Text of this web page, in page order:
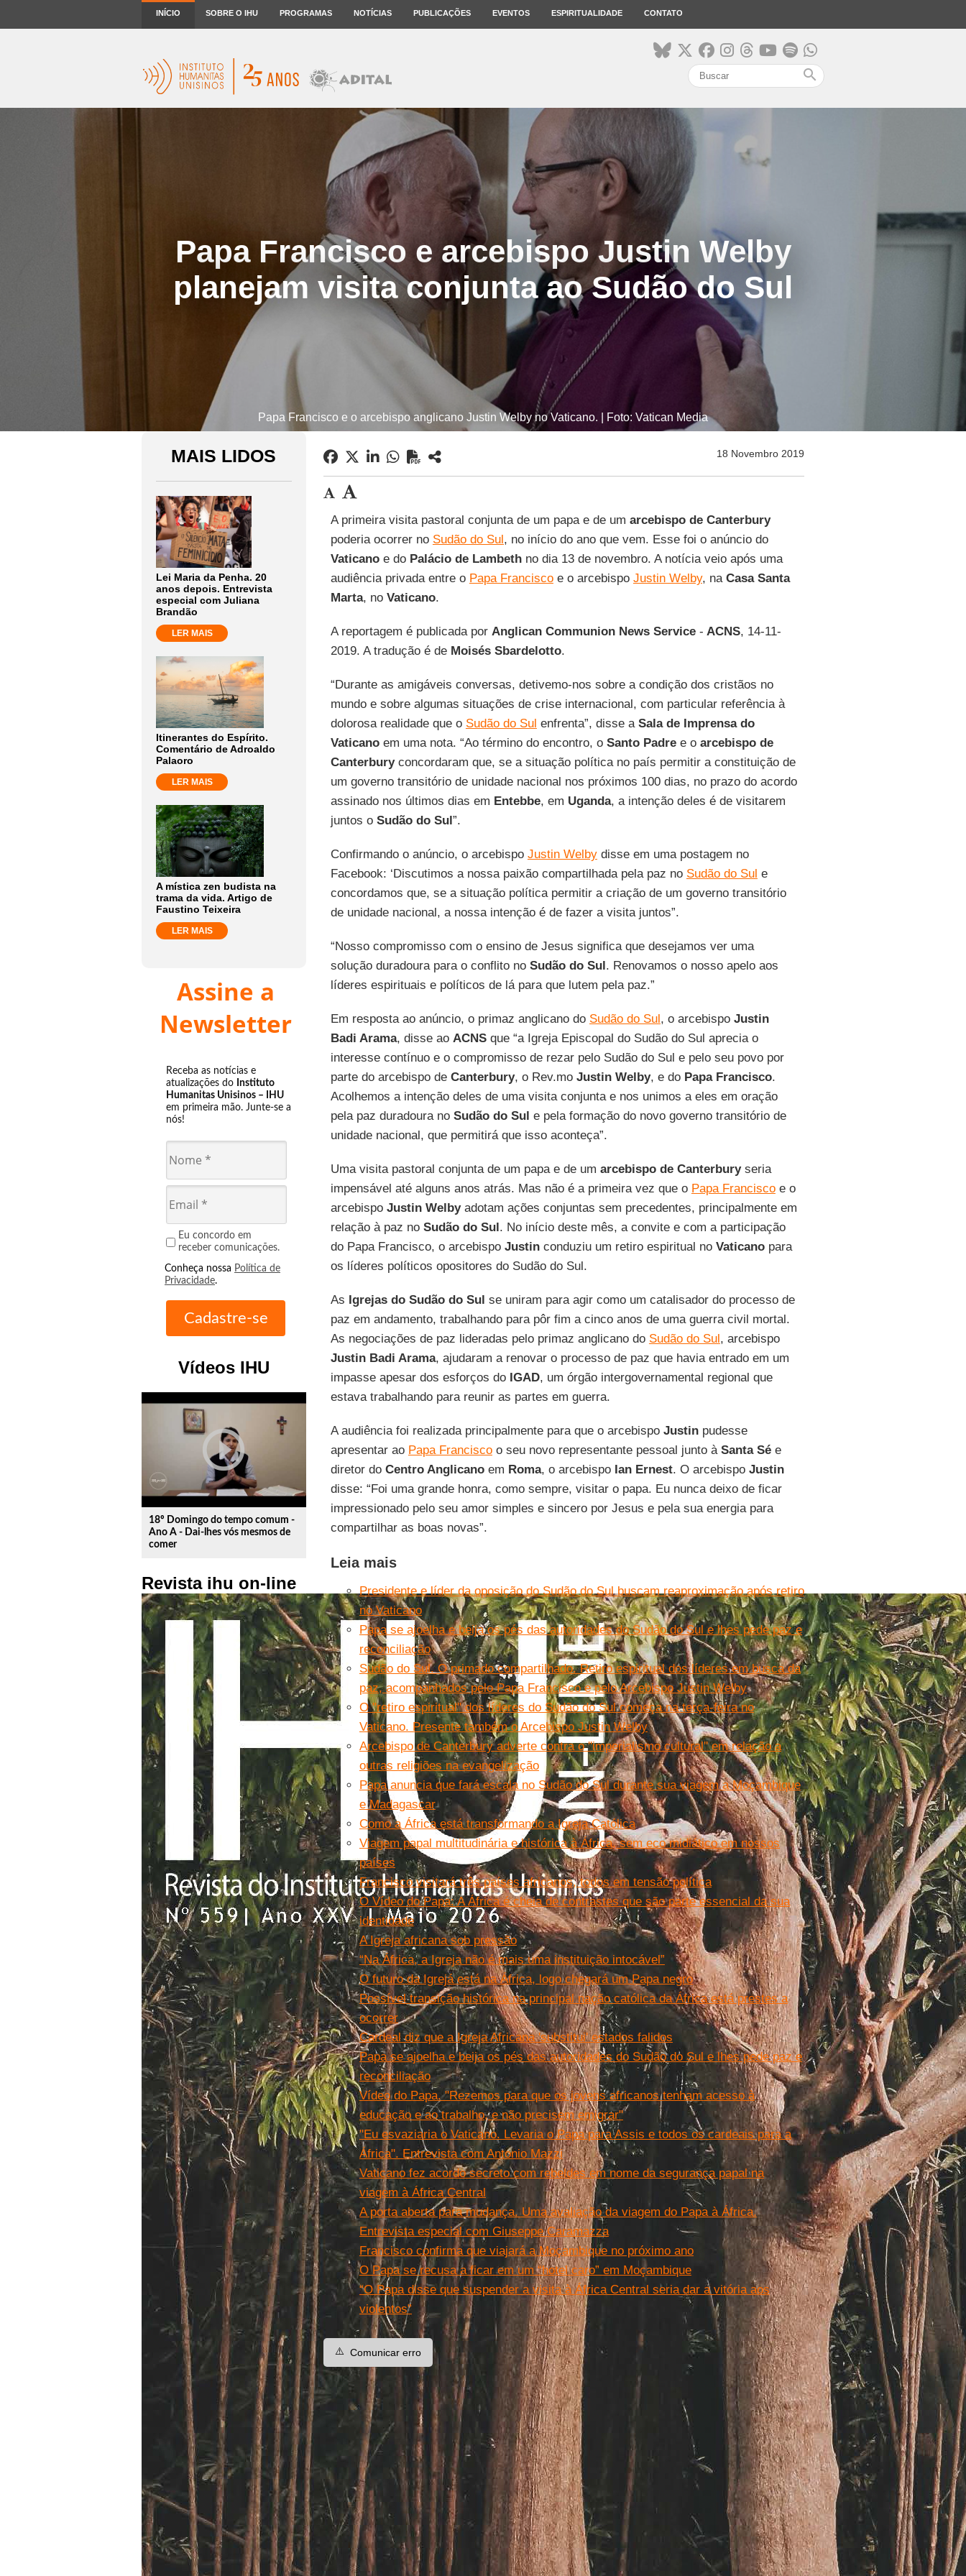
INÍCIO SOBRE O IHU PROGRAMAS NOTÍCIAS PUBLICAÇÕES EVENTOS ESPIRITUALIDADE CONTATO
search
Papa Francisco e arcebispo Justin Welby
planejam visita conjunta ao Sudão do Sul
Papa Francisco e o arcebispo anglicano Justin Welby no Vaticano. | Foto: Vatican Media
MAIS LIDOS
Lei Maria da Penha. 20
anos depois. Entrevista
especial com Juliana
Brandão
LER MAIS
Itinerantes do Espírito.
Comentário de Adroaldo
Palaoro
LER MAIS
A mística zen budista na
trama da vida. Artigo de
Faustino Teixeira
LER MAIS
Assine a
Newsletter
Receba as notícias e
atualizações do Instituto
Humanitas Unisinos – IHU
em primeira mão. Junte-se a
nós!
Eu concordo em
receber comunicações.
Conheça nossa Política de
Privacidade.
Vídeos IHU
play_circle_outline
18º Domingo do tempo comum -
Ano A - Dai-lhes vós mesmos de
comer
Revista ihu on-line
18 Novembro 2019
A primeira visita pastoral conjunta de um papa e de um arcebispo de Canterbury
poderia ocorrer no Sudão do Sul, no início do ano que vem. Esse foi o anúncio do
Vaticanoe do Palácio de Lambethno dia 13 de novembro. A notícia veio após uma
audiência privada entre o Papa Franciscoe o arcebispo Justin Welby, na Casa Santa
Marta, no Vaticano.
A reportagem é publicada por Anglican Communion News Service - ACNS, 14-11-
2019. A tradução é de Moisés Sbardelotto.
“Durante as amigáveis conversas, detivemo-nos sobre a condição dos cristãos no
mundo e sobre algumas situações de crise internacional, com particular referência à
dolorosa realidade que o Sudão do Sul enfrenta”, disse a Sala de Imprensa do
Vaticanoem uma nota. “Ao término do encontro, o Santo Padree o arcebispo de
Canterburyconcordaram que, se a situação política no país permitir a constituição de
um governo transitório de unidade nacional nos próximos 100 dias, no prazo do acordo
assinado nos últimos dias em Entebbe, em Uganda, a intenção deles é de visitarem
juntos o Sudão do Sul”.
Confirmando o anúncio, o arcebispo Justin Welbydisse em uma postagem no
Facebook: ‘Discutimos a nossa paixão compartilhada pela paz no Sudão do Sul e
concordamos que, se a situação política permitir a criação de um governo transitório
de unidade nacional, a nossa intenção é de fazer a visita juntos”.
“Nosso compromisso com o ensino de Jesus significa que desejamos ver uma
solução duradoura para o conflito no Sudão do Sul. Renovamos o nosso apelo aos
líderes espirituais e políticos de lá para que lutem pela paz.”
Em resposta ao anúncio, o primaz anglicano do Sudão do Sul, o arcebispo Justin
Badi Arama, disse ao ACNSque “a Igreja Episcopal do Sudão do Sul aprecia o
interesse contínuo e o compromisso de rezar pelo Sudão do Sul e pelo seu povo por
parte do arcebispo de Canterbury, o Rev.moJustin Welby, e do Papa Francisco.
Acolhemos a intenção deles de uma visita conjunta e nos unimos a eles em oração
pela paz duradoura no Sudão do Sul e pela formação do novo governo transitório de
unidade nacional, que permitirá que isso aconteça”.
Uma visita pastoral conjunta de um papa e de um arcebispo de Canterburyseria
impensável até alguns anos atrás. Mas não é a primeira vez que o Papa Franciscoe o
arcebispo Justin Welbyadotam ações conjuntas sem precedentes, principalmente em
relação à paz no Sudão do Sul. No início deste mês, a convite e com a participação
do Papa Francisco, o arcebispo Justinconduziu um retiro espiritual no Vaticanopara
os líderes políticos opositores do Sudão do Sul.
As Igrejas do Sudão do Sul se uniram para agir como um catalisador do processo de
paz em andamento, trabalhando para pôr fim a cinco anos de uma guerra civil mortal.
As negociações de paz lideradas pelo primaz anglicano do Sudão do Sul, arcebispo
Justin Badi Arama, ajudaram a renovar o processo de paz que havia entrado em um
impasse apesar dos esforços do IGAD, um órgão intergovernamental regional que
estava trabalhando para reunir as partes em guerra.
A audiência foi realizada principalmente para que o arcebispo Justinpudesse
apresentar ao Papa Franciscoo seu novo representante pessoal junto à Santa Sée
diretor doCentro Anglicanoem Roma, o arcebispo Ian Ernest. O arcebispo Justin
disse: “Foi uma grande honra, como sempre, visitar o papa. Eu nunca deixo de ficar
impressionado pelo seu amor simples e sincero por Jesus e pela sua energia para
compartilhar as boas novas”.
Leia mais
Presidente e líder da oposição do Sudão do Sul buscam reaproximação após retiro
no Vaticano
Papa se ajoelha e beija os pés das autoridades do Sudão do Sul e lhes pede paz e
reconciliação
Sudão do Sul. O primado compartilhado. Retiro espiritual dos líderes em busca da
paz, acompanhados pelo Papa Francisco e pelo Arcebispo Justin Welby
O "retiro espiritual" dos líderes do Sudão do Sul começa na terça-feira no
Vaticano. Presente também o Arcebispo Justin Welby
Arcebispo de Canterbury adverte contra o ''imperialismo cultural'' em relação a
outras religiões na evangelização
Papa anuncia que fará escala no Sudão do Sul durante sua viagem a Moçambique
e Madagascar
Como a África está transformando a Igreja Católica
Viagem papal multitudinária e histórica à África, sem eco midiático em nossos
países
Francisco visitará três países africanos, todos em tensão política
O Vídeo do Papa: A África é cheia de contrastes que são parte essencial da sua
identidade
A Igreja africana sob pressão
“Na África, a Igreja não é mais uma instituição intocável”
O futuro da Igrejá está na África, logo chegará um Papa negro
Possível transição histórica na principal nação católica da África está prestes a
ocorrer
Cardeal diz que a Igreja Africana 'substitui' estados falidos
Papa se ajoelha e beija os pés das autoridades do Sudão do Sul e lhes pede paz e
reconciliação
Vídeo do Papa. "Rezemos para que os jovens africanos tenham acesso à
educação e ao trabalho, e não precisem emigrar"
"Eu esvaziaria o Vaticano. Levaria o Papa para Assis e todos os cardeais para a
África". Entrevista com Antonio Mazzi
Vaticano fez acordo secreto com rebeldes em nome da segurança papal na
viagem à África Central
A porta aberta para mudança. Uma avaliação da viagem do Papa à África.
Entrevista especial com Giuseppe Caramazza
Francisco confirma que viajará a Moçambique no próximo ano
O Papa se recusa a ficar em um “hotel caro” em Moçambique
“O Papa disse que suspender a visita à África Central seria dar a vitória aos
violentos”
⚠️ Comunicar erro